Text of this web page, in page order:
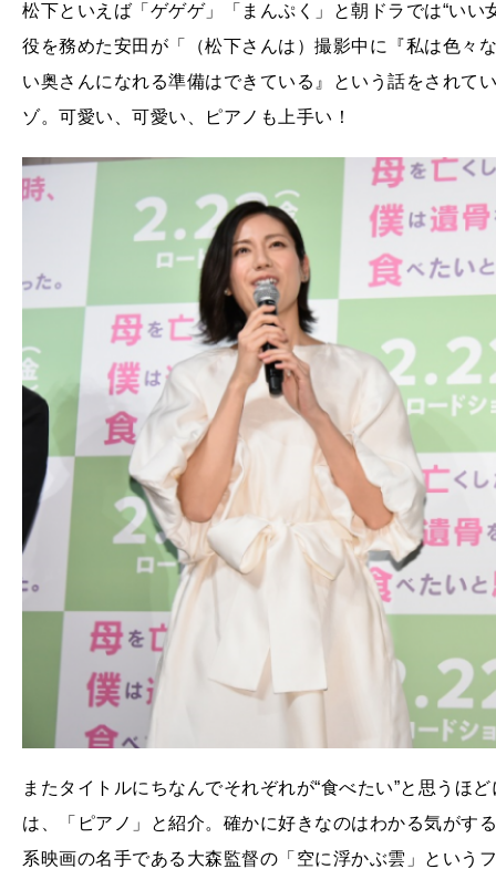
松下といえば「ゲゲゲ」「まんぷく」と朝ドラでは“い
役を務めた安田が「（松下さんは）撮影中に『私は色々
い奥さんになれる準備はできている』という話をされて
ゾ。可愛い、可愛い、ピアノも上手い！
またタイトルにちなんでそれぞれが“食べたい”と思うほ
は、「ピアノ」と紹介。確かに好きなのはわかる気がす
系映画の名手である大森監督の「空に浮かぶ雲」という